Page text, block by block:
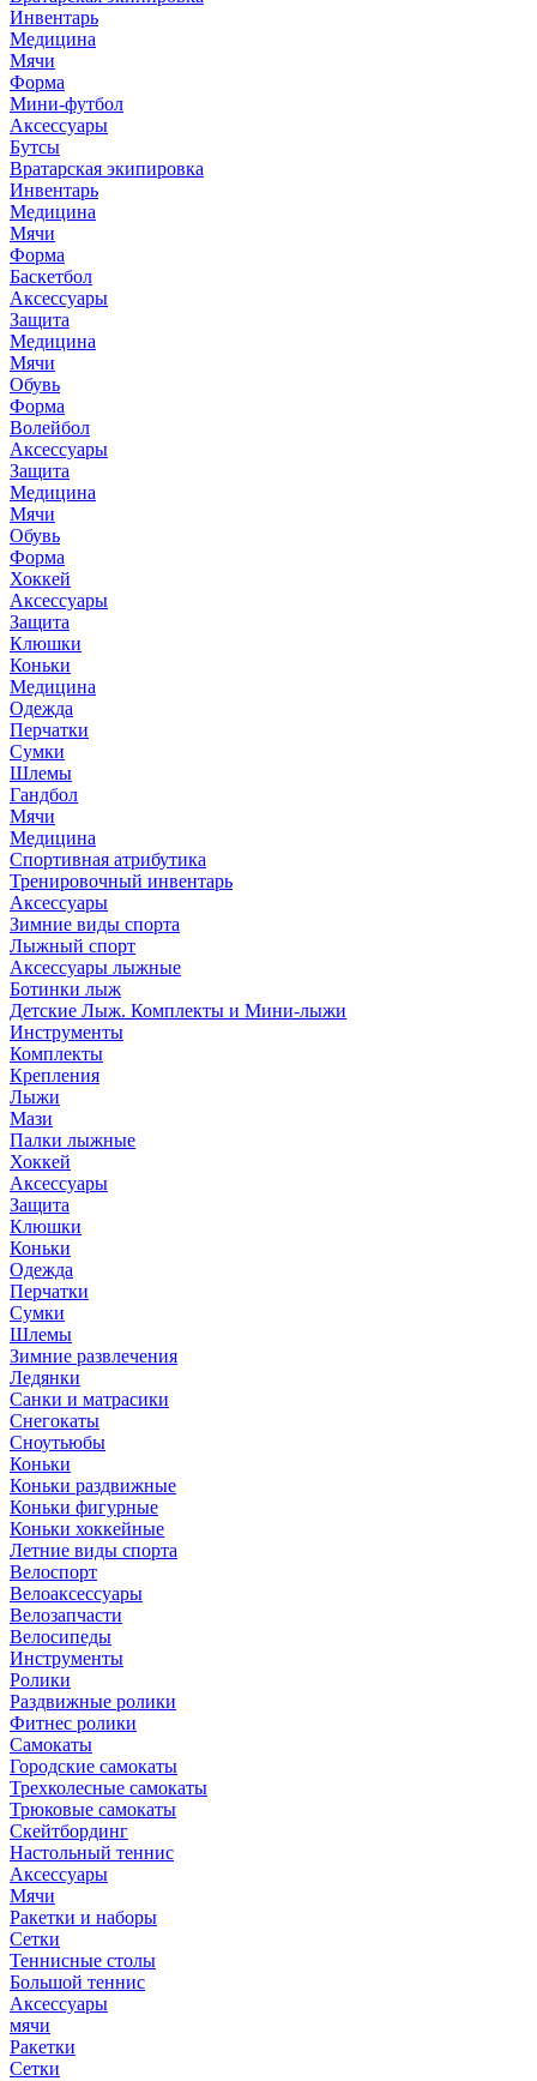
Инвентарь
Медицина
Мячи
Форма
Мини-футбол
Аксессуары
Бутсы
Вратарская экипировка
Инвентарь
Медицина
Мячи
Форма
Баскетбол
Аксессуары
Защита
Медицина
Мячи
Обувь
Форма
Волейбол
Аксессуары
Защита
Медицина
Мячи
Обувь
Форма
Хоккей
Аксессуары
Защита
Клюшки
Коньки
Медицина
Одежда
Перчатки
Сумки
Шлемы
Гандбол
Мячи
Медицина
Спортивная атрибутика
Тренировочный инвентарь
Аксессуары
Зимние виды спорта
Лыжный спорт
Аксессуары лыжные
Ботинки лыж
Детские Лыж. Комплекты и Мини-лыжи
Инструменты
Комплекты
Крепления
Лыжи
Мази
Палки лыжные
Хоккей
Аксессуары
Защита
Клюшки
Коньки
Одежда
Перчатки
Сумки
Шлемы
Зимние развлечения
Ледянки
Санки и матрасики
Снегокаты
Сноутьюбы
Коньки
Коньки раздвижные
Коньки фигурные
Коньки хоккейные
Летние виды спорта
Велоспорт
Велоаксессуары
Велозапчасти
Велосипеды
Инструменты
Ролики
Раздвижные ролики
Фитнес ролики
Самокаты
Городские самокаты
Трехколесные самокаты
Трюковые самокаты
Скейтбординг
Настольный теннис
Аксессуары
Мячи
Ракетки и наборы
Сетки
Теннисные столы
Большой теннис
Аксессуары
мячи
Ракетки
Сетки